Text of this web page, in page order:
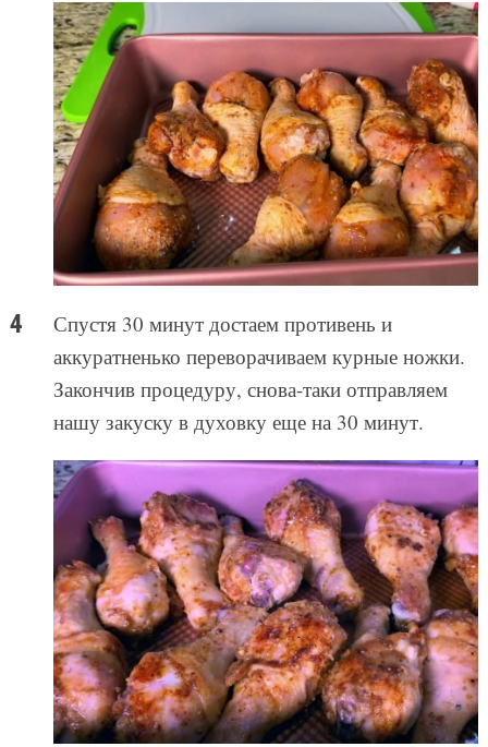
Спустя 30 минут достаем противень и
аккуратненько переворачиваем курные ножки.
Закончив процедуру, снова-таки отправляем
нашу закуску в духовку еще на 30 минут.